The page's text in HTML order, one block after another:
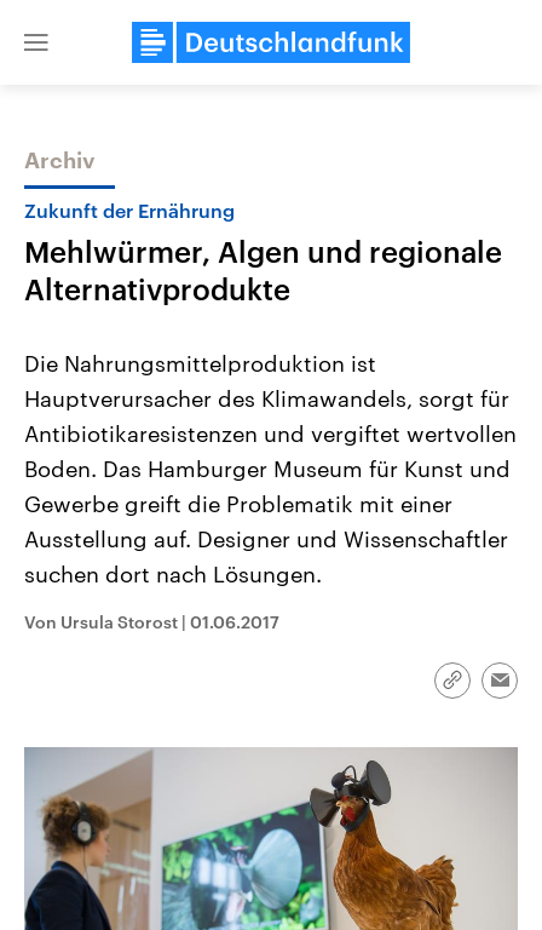
Close
Themen
Landtagswahl Sachsen-Anhalt
2026
Alle Informationen
Sachsen-Anhalt wählt am 6.
September 2026 einen neuen
Landtag. Seit 2021 wird das
Bundesland von einer Koalition aus
CDU, SPD und FDP regiert.-
Umfragen, Prognosen,
und Hintergründe zu den Parteien
und Kandidaten der anstehenden
USA
Aktuelle Beiträge,
Hintergründe
Wirtschaftlich und
gehören die Vereinigten
den mächtigsten Ländern
mit großem Einfluss auf
Sendungen Programm
Archiv
Zukunft der Ernährung
Mehlwürmer, Algen und regionale
Alternativprodukte
Die Nahrungsmittelproduktion ist
Hauptverursacher des Klimawandels, sorgt für
Antibiotikaresistenzen und vergiftet wertvollen
Boden. Das Hamburger Museum für Kunst und
Gewerbe greift die Problematik mit einer
Ausstellung auf. Designer und Wissenschaftler
suchen dort nach Lösungen.
Von Ursula Storost | 01.06.2017
Link